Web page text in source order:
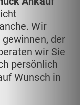
Wir
der
wir Sie
persönlich
Wunsch in